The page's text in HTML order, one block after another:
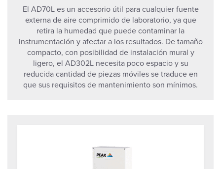
El AD70L es un accesorio útil para cualquier fuente
externa de aire comprimido de laboratorio, ya que
retira la humedad que puede contaminar la
instrumentación y afectar a los resultados. De tamaño
compacto, con posibilidad de instalación mural y
ligero, el AD302L necesita poco espacio y su
reducida cantidad de piezas móviles se traduce en
que sus requisitos de mantenimiento son mínimos.